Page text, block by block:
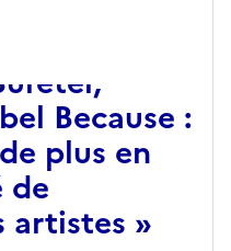
Because :
plus en
de
artistes »